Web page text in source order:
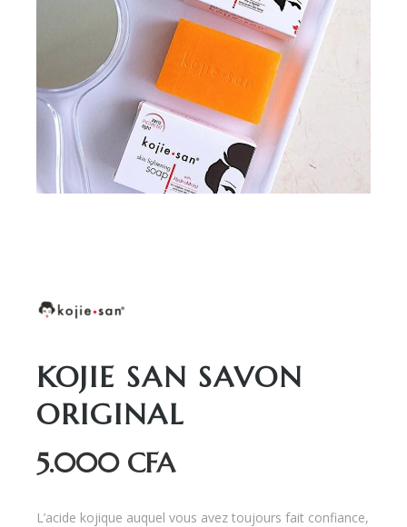
KOJIE SAN SAVON
ORIGINAL
5.000 CFA
L’acide kojique auquel vous avez toujours fait confiance,